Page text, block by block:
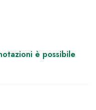
è possibile